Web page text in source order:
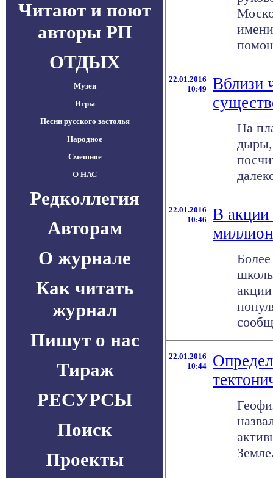
Читают и поют
авторы РП
ОТДЫХ
Музеи
Игры
Песни русского застолья
Народное
Смешное
О НАС
Редколлегия
Авторам
О журнале
Как читать
журнал
Пишут о нас
Тираж
РЕСУРСЫ
Поиск
Проекты
22.01.2016
10:49
Вблизи
На
дыры,
22.01.2016
10:46
В акции
22.01.2016
10:44